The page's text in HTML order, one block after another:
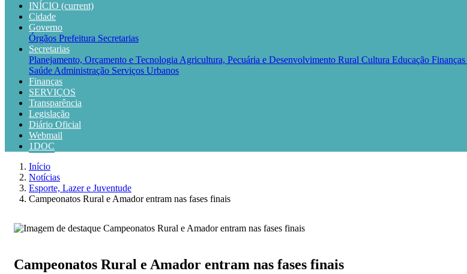
INÍCIO (current)
Cidade
Governo
Órgãos Prefeitura Secretarias
Secretarias
Planejamento, Orçamento e Tecnologia Agricultura, Pecuária e Desenvolvimento Rural Cultura Educação Finanças
Saúde Administração Serviços Urbanos
Finanças
SERVIÇOS
Transparência
Legislação
Diário Oficial
Webmail
1DOC
Início
Notícias
Esporte, Lazer e Juventude
Campeonatos Rural e Amador entram nas fases finais
Campeonatos Rural e Amador entram nas fases finais